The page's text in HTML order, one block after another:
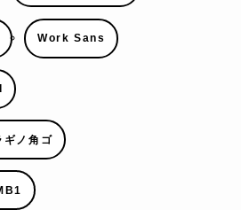
Work Sans
ギノ角ゴ